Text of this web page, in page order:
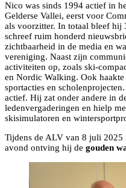
Nico was sinds 1994 actief in
Gelderse Vallei, eerst voor
als voorzitter. In totaal bleef
schreef ruim honderd
zichtbaarheid in de media en
vereniging. Naast zijn
activiteiten op, zoals ski-
en Nordic Walking. Ook
sportacties en
actief. Hij zat onder andere in
ledenvergaderingen en hielp
skisimulatoren en
Tijdens de ALV van 8 juli 2025
avond ontving hij de gouden